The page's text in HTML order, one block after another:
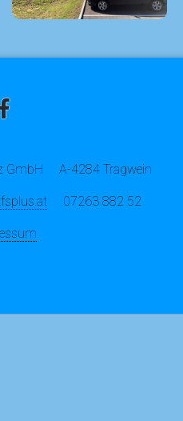
GmbH A-4284 Tragwein
07263 882 52